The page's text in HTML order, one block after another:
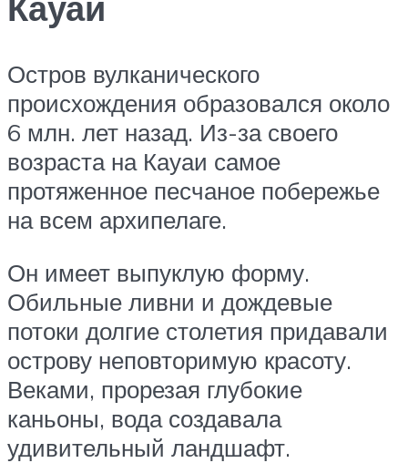
Остров вулканического
происхождения образовался около
6 млн. лет назад. Из-за своего
возраста на Кауаи самое
протяженное песчаное побережье
на всем архипелаге.
Он имеет выпуклую форму.
Обильные ливни и дождевые
потоки долгие столетия придавали
острову неповторимую красоту.
Веками, прорезая глубокие
каньоны, вода создавала
удивительный ландшафт.